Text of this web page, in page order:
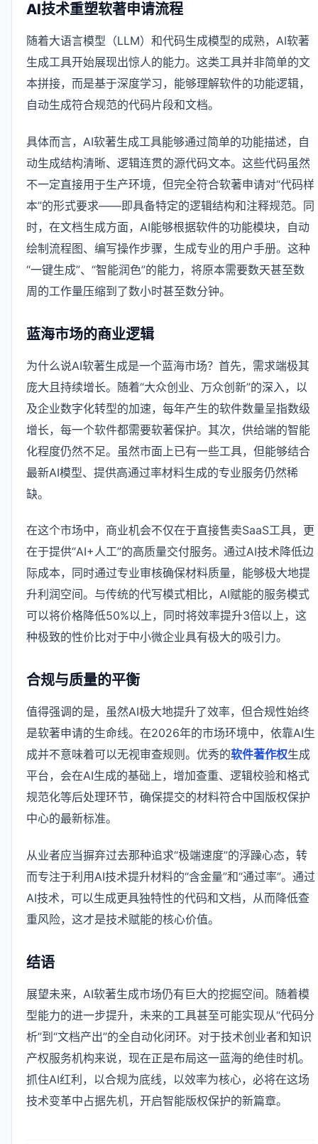
AI技术重塑软著申请流程
随着大语言模型（LLM）和代码生成模型的成熟，AI软著
生成工具开始展现出惊人的能力。这类工具并非简单的文
本拼接，而是基于深度学习，能够理解软件的功能逻辑，
自动生成符合规范的代码片段和文档。
具体而言，AI软著生成工具能够通过简单的功能描述，自
动生成结构清晰、逻辑连贯的源代码文本。这些代码虽然
不一定直接用于生产环境，但完全符合软著申请对“代码样
本”的形式要求——即具备特定的逻辑结构和注释规范。同
时，在文档生成方面，AI能够根据软件的功能模块，自动
绘制流程图、编写操作步骤，生成专业的用户手册。这种
“一键生成”、“智能润色”的能力，将原本需要数天甚至数
周的工作量压缩到了数小时甚至数分钟。
蓝海市场的商业逻辑
为什么说AI软著生成是一个蓝海市场？首先，需求端极其
庞大且持续增长。随着“大众创业、万众创新”的深入，以
及企业数字化转型的加速，每年产生的软件数量呈指数级
增长，每一个软件都需要软著保护。其次，供给端的智能
化程度仍然不足。虽然市面上已有一些工具，但能够结合
最新AI模型、提供高通过率材料生成的专业服务仍然稀
缺。
在这个市场中，商业机会不仅在于直接售卖SaaS工具，更
在于提供“AI+人工”的高质量交付服务。通过AI技术降低边
际成本，同时通过专业审核确保材料质量，能够极大地提
升利润空间。与传统的代写模式相比，AI赋能的服务模式
可以将价格降低50%以上，同时将效率提升3倍以上，这
种极致的性价比对于中小微企业具有极大的吸引力。
合规与质量的平衡
值得强调的是，虽然AI极大地提升了效率，但合规性始终
是软著申请的生命线。在2026年的市场环境中，依靠AI生
成并不意味着可以无视审查规则。优秀的软件著作权生成
平台，会在AI生成的基础上，增加查重、逻辑校验和格式
规范化等后处理环节，确保提交的材料符合中国版权保护
中心的最新标准。
从业者应当摒弃过去那种追求“极端速度”的浮躁心态，转
而专注于利用AI技术提升材料的“含金量”和“通过率”。通过
AI技术，可以生成更具独特性的代码和文档，从而降低查
重风险，这才是技术赋能的核心价值。
结语
展望未来，AI软著生成市场仍有巨大的挖掘空间。随着模
型能力的进一步提升，未来的工具甚至可能实现从“代码分
析”到“文档产出”的全自动化闭环。对于技术创业者和知识
产权服务机构来说，现在正是布局这一蓝海的绝佳时机。
抓住AI红利，以合规为底线，以效率为核心，必将在这场
技术变革中占据先机，开启智能版权保护的新篇章。